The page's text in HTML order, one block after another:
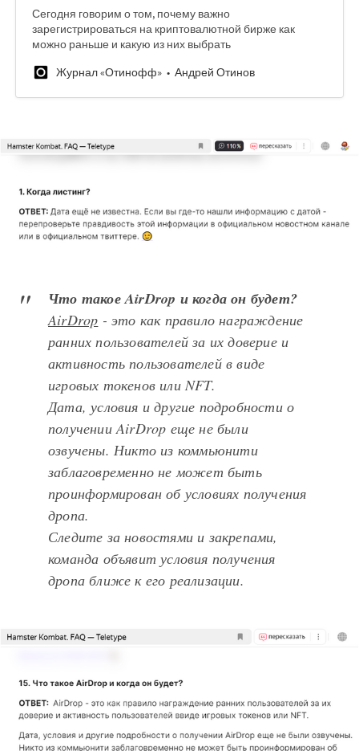
Сегодня говорим о том, почему важно
зарегистрироваться на криптовалютной бирже как
можно раньше и какую из них выбрать
Журнал «Отинофф»
Андрей Отинов
Что такое AirDrop и когда он будет?
AirDrop - это как правило награждение
ранних пользователей за их доверие и
активность пользователей в виде
игровых токенов или NFT.
Дата, условия и другие подробности о
получении AirDrop еще не были
озвучены. Никто из коммьюнити
заблаговременно не может быть
проинформирован об условиях получения
дропа.
Следите за новостями и закрепами,
команда объявит условия получения
дропа ближе к его реализации.